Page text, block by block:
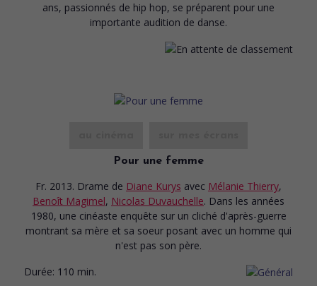
ans, passionnés de hip hop, se préparent pour une
importante audition de danse.
Pour une femme
Fr. 2013. Drame de Diane Kurys avec Mélanie Thierry,
Benoît Magimel, Nicolas Duvauchelle. Dans les années
1980, une cinéaste enquête sur un cliché d'après-guerre
montrant sa mère et sa soeur posant avec un homme qui
n'est pas son père.
Durée: 110 min.